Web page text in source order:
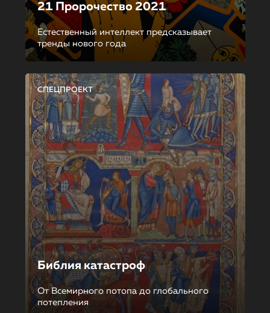
21 Пророчество 2021
Естественный интеллект предсказывает
тренды нового года
СПЕЦПРОЕКТ
Библия катастроф
От Всемирного потопа до глобального
потепления